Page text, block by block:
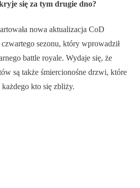
się za tym drugie dno?
nowa aktualizacja CoD
sezonu, który wprowadził
battle royale. Wydaje się, że
są także śmiercionośne drzwi, które
każdego kto się zbliży.